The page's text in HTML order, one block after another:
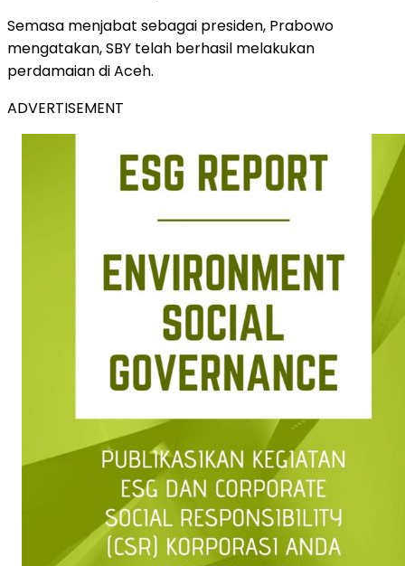
Semasa menjabat sebagai presiden, Prabowo
mengatakan, SBY telah berhasil melakukan
perdamaian di Aceh.
ADVERTISEMENT